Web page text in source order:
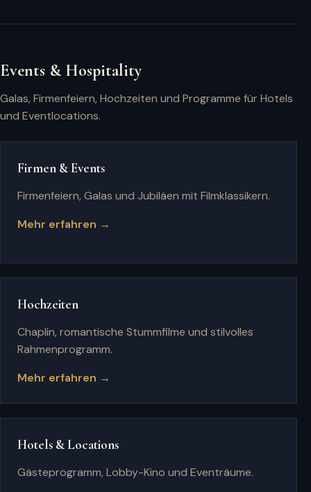
Events & Hospitality
Galas, Firmenfeiern, Hochzeiten und Programme für Hotels
und Eventlocations.
Firmen & Events
Firmenfeiern, Galas und Jubiläen mit Filmklassikern.
Mehr erfahren →
Hochzeiten
Chaplin, romantische Stummfilme und stilvolles
Rahmenprogramm.
Mehr erfahren →
Hotels & Locations
Gästeprogramm, Lobby-Kino und Eventräume.